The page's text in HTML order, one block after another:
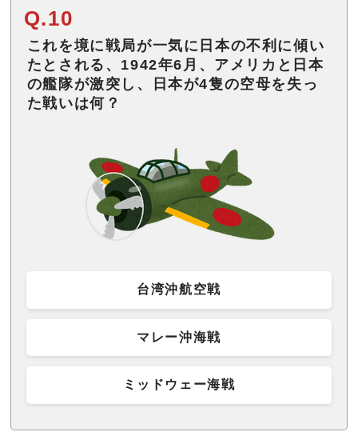
Q.10
これを境に戦局が一気に日本の不利に傾い
たとされる、1942年6月、アメリカと日本
の艦隊が激突し、日本が4隻の空母を失っ
た戦いは何？
台湾沖航空戦
マレー沖海戦
ミッドウェー海戦